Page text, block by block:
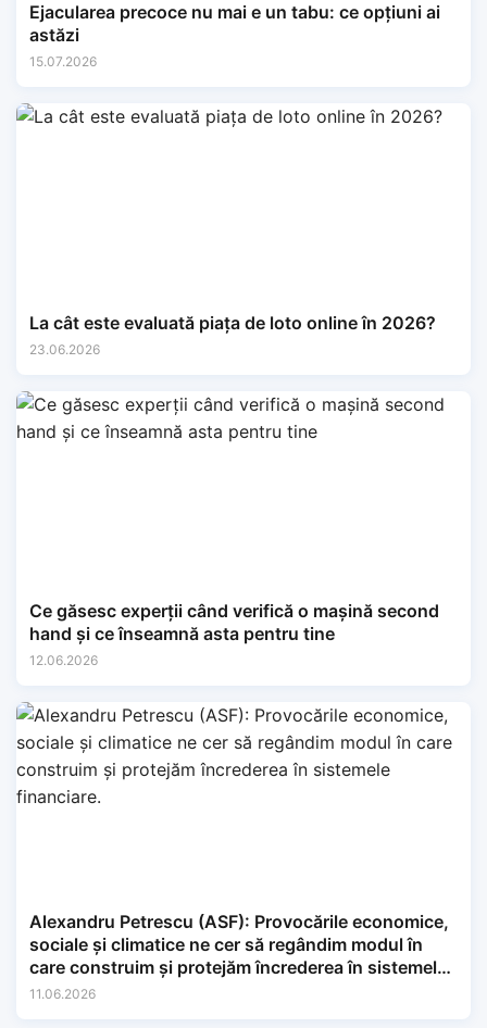
Ejacularea precoce nu mai e un tabu: ce opțiuni ai
astăzi
15.07.2026
La cât este evaluată piața de loto online în 2026?
23.06.2026
Ce găsesc experții când verifică o mașină second
hand și ce înseamnă asta pentru tine
12.06.2026
Alexandru Petrescu (ASF): Provocările economice,
sociale și climatice ne cer să regândim modul în
care construim și protejăm încrederea în sistemele
financiare.
11.06.2026